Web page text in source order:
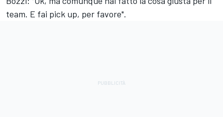
team. E fai pick up, per favore".